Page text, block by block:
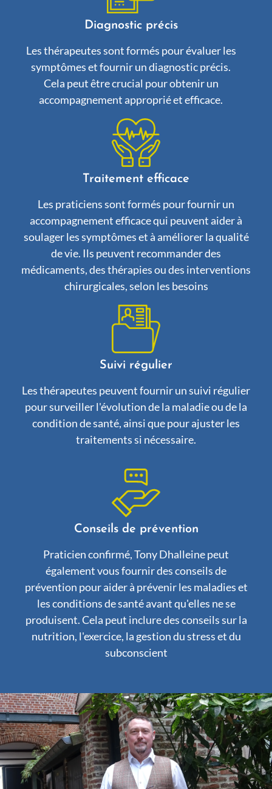
Diagnostic précis
Les thérapeutes sont formés pour évaluer les
symptômes et fournir un diagnostic précis.
Cela peut être crucial pour obtenir un
accompagnement approprié et efficace.
Traitement efficace
Les praticiens sont formés pour fournir un
accompagnement efficace qui peuvent aider à
soulager les symptômes et à améliorer la qualité
de vie. Ils peuvent recommander des
médicaments, des thérapies ou des interventions
chirurgicales, selon les besoins
Suivi régulier
Les thérapeutes peuvent fournir un suivi régulier
pour surveiller l'évolution de la maladie ou de la
condition de santé, ainsi que pour ajuster les
traitements si nécessaire.
Conseils de prévention
Praticien confirmé, Tony Dhalleine peut
également vous fournir des conseils de
prévention pour aider à prévenir les maladies et
les conditions de santé avant qu'elles ne se
produisent. Cela peut inclure des conseils sur la
nutrition, l'exercice, la gestion du stress et du
subconscient